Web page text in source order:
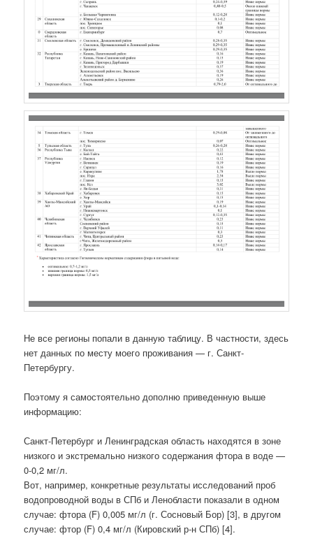
Не все регионы попали в данную таблицу. В частности, здесь
нет данных по месту моего проживания — г. Санкт-
Петербургу.
Поэтому я самостоятельно дополню приведенную выше
информацию:
Санкт-Петербург и Ленинградская область находятся в зоне
низкого и экстремально низкого содержания фтора в воде —
0-0,2 мг/л.
Вот, например, конкретные результаты исследований проб
водопроводной воды в СПб и Ленобласти показали в одном
случае: фтора (F) 0,005 мг/л (г. Сосновый Бор) [3], в другом
случае: фтор (F) 0,4 мг/л (Кировский р-н СПб) [4].